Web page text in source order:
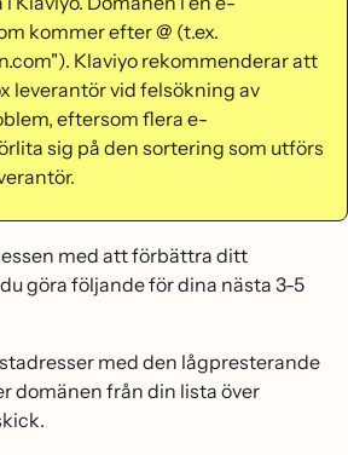
kommer efter @ (t.ex.
Klaviyo rekommenderar att
leverantör vid felsökning av
eftersom flera e-
sig på den sortering som utförs
med att förbättra ditt
göra följande för dina nästa 3-5
med den lågpresterande
domänen från din lista över